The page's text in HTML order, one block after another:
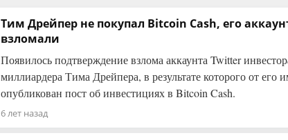
Тим Дрейпер не покупал Bitcoin Cash, его
взломали
Появилось подтверждение взлома аккаунта Twitter
миллиардера Тима Дрейпера, в результате которого от его
опубликован пост об инвестициях в Bitcoin Cash.
6 лет назад